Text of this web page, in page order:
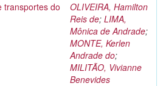
transportes do
OLIVEIRA, Hamilton
Reis de; LIMA,
Mônica de Andrade;
MONTE, Kerlen
Andrade do;
MILITÃO, Vivianne
Benevides